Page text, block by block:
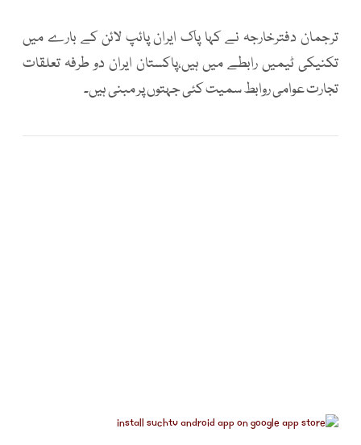
ترجمان دفترخارجہ نے کہا پاک ایران پائپ لائن کے بارے میں
تکنیکی ٹیمیں رابطے میں ہیں،پاکستان ایران دو طرفہ تعلقات
تجارت عوامی روابط سمیت کئی جہتوں پر مبنی ہیں۔